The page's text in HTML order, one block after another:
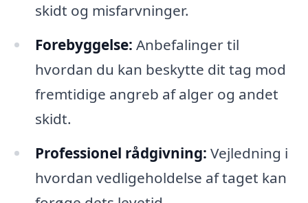
skidt og misfarvninger.
Forebyggelse: Anbefalinger til
hvordan du kan beskytte dit tag mod
fremtidige angreb af alger og andet
skidt.
Professionel rådgivning: Vejledning i
hvordan vedligeholdelse af taget kan